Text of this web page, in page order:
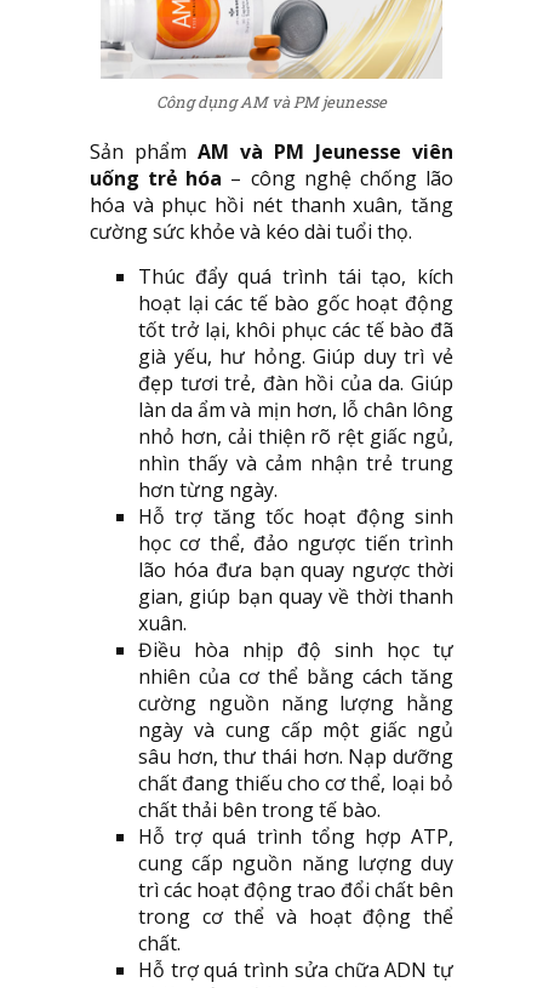
Công dụng AM và PM jeunesse
Sản phẩm AM và PM Jeunesse viên
uống trẻ hóa – công nghệ chống lão
hóa và phục hồi nét thanh xuân, tăng
cường sức khỏe và kéo dài tuổi thọ.
Thúc đẩy quá trình tái tạo, kích
hoạt lại các tế bào gốc hoạt động
tốt trở lại, khôi phục các tế bào đã
già yếu, hư hỏng. Giúp duy trì vẻ
đẹp tươi trẻ, đàn hồi của da. Giúp
làn da ẩm và mịn hơn, lỗ chân lông
nhỏ hơn, cải thiện rõ rệt giấc ngủ,
nhìn thấy và cảm nhận trẻ trung
hơn từng ngày.
Hỗ trợ tăng tốc hoạt động sinh
học cơ thể, đảo ngược tiến trình
lão hóa đưa bạn quay ngược thời
gian, giúp bạn quay về thời thanh
xuân.
Điều hòa nhịp độ sinh học tự
nhiên của cơ thể bằng cách tăng
cường nguồn năng lượng hằng
ngày và cung cấp một giấc ngủ
sâu hơn, thư thái hơn. Nạp dưỡng
chất đang thiếu cho cơ thể, loại bỏ
chất thải bên trong tế bào.
Hỗ trợ quá trình tổng hợp ATP,
cung cấp nguồn năng lượng duy
trì các hoạt động trao đổi chất bên
trong cơ thể và hoạt động thể
chất.
Hỗ trợ quá trình sửa chữa ADN tự